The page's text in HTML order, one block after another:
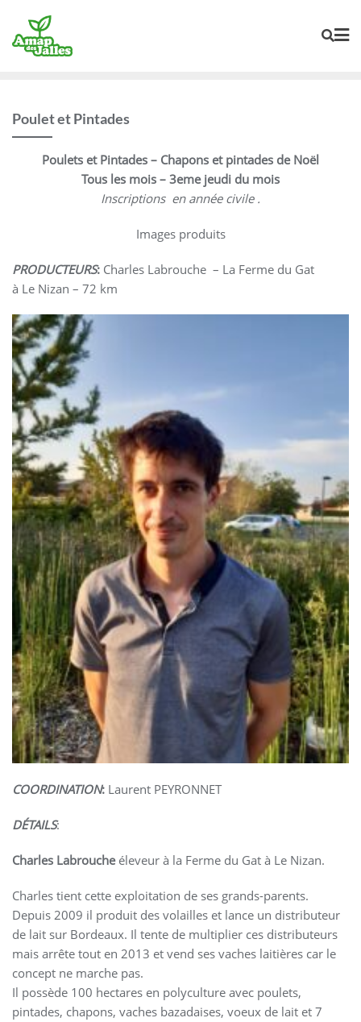
content
Poulet et Pintades
Poulets et Pintades – Chapons et pintades de Noël
Tous les mois – 3eme jeudi du mois
Inscriptions en année civile .
Images produits
PRODUCTEURS: Charles Labrouche – La Ferme du Gat
à Le Nizan – 72 km
COORDINATION: Laurent PEYRONNET
DÉTAILS:
Charles Labroucheéleveur à la Ferme du Gat à Le Nizan.
Charles tient cette exploitation de ses grands-parents.
Depuis 2009 il produit des volailles et lance un distributeur
de lait sur Bordeaux. Il tente de multiplier ces distributeurs
mais arrête tout en 2013 et vend ses vaches laitières car le
concept ne marche pas.
Il possède 100 hectares en polyculture avec poulets,
pintades, chapons, vaches bazadaises, voeux de lait et 7